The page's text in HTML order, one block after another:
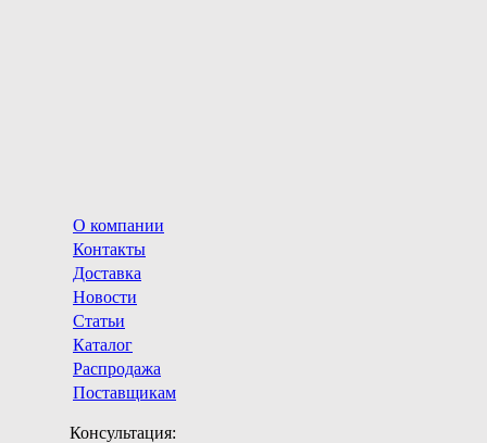
О компании
Контакты
Доставка
Новости
Статьи
Каталог
Распродажа
Поставщикам
Консультация: